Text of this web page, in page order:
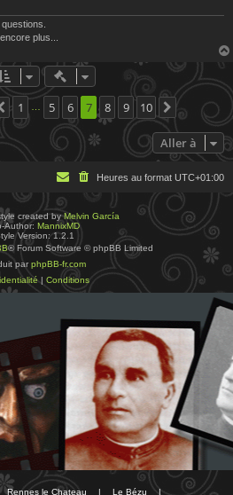
plus...
Actions rapides de
7 sur10
Précédente
1 … 5 6 7 8 9 10 Suivante
Aller à
Heures au format UTC+01:00
created byMelvin García
Author: MannixMD
Version: 1.2.1
® Forum Software © phpBB Limited
par phpBB-fr.com
| Conditions
Rennes le Chateau | Le Bézu |